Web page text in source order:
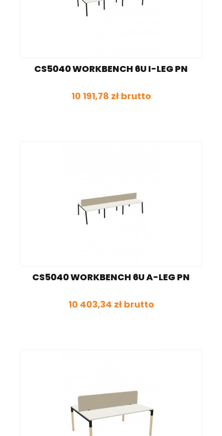
CS5040 WORKBENCH 6U I-LEG PN
10 191,78 zł brutto
CS5040 WORKBENCH 6U A-LEG PN
10 403,34 zł brutto